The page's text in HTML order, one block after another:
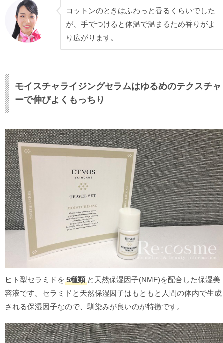
コットンのときはふわっと香るくらいでした
が、手でつけると体温で温まるため香りがよ
り広がります。
モイスチャライジングセラムはゆるめのテクスチャ
ーで伸びよくもっちり
ヒト型セラミドを 5種類 と天然保湿因子(NMF)を配合した保湿美
容液です。セラミドと天然保湿因子はもともと人間の体内で生成
される保湿因子なので、馴染みが良いのが特徴です。